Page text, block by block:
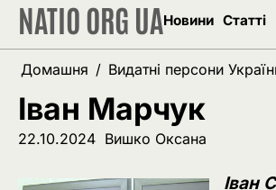
Перейти
вмісту
NATIO ORG UAНовини Статті
Домашня Видатні персони
Іван Марчук
22.10.2024 Вишко Оксана
Іван